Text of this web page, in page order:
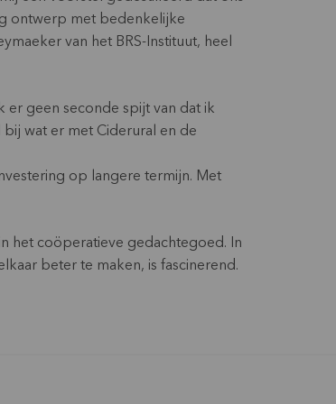
ontwerp met bedenkelijke
van het BRS-Instituut, heel
er geen seconde spijt van dat ik
wat er met Ciderural en de
op langere termijn. Met
het coöperatieve gedachtegoed. In
beter te maken, is fascinerend.